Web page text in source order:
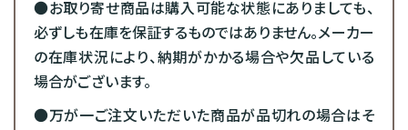
●お取り寄せ商品は購入可能な状態にありましても、
必ずしも在庫を保証するものではありません。メーカー
の在庫状況により、納期がかかる場合や欠品している
場合がございます。
●万が一ご注文いただいた商品が品切れの場合はそ